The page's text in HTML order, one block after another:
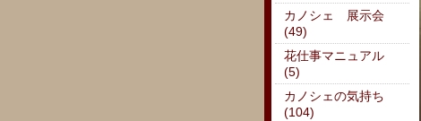
カノシェ 展示会
(49)
花仕事マニュアル
(5)
カノシェの気持ち
(104)